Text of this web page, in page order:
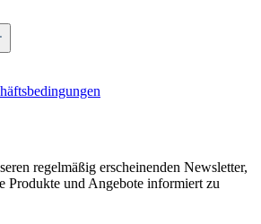
regelmäßig erscheinenden Newsletter,
Produkte und Angebote informiert zu